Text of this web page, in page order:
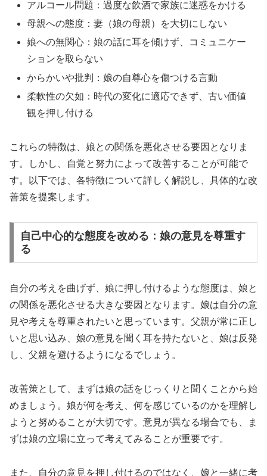
アルコール問題：過度な飲酒で家族に迷惑をかける
母親への態度：妻（娘の母親）を大切にしない
娘への無関心：娘の話に耳を傾けず、コミュニケー
ションを取らない
からかいや批判：娘の自尊心を傷つける言動
柔軟性の欠如：時代の変化に適応できず、古い価値
観を押し付ける
これらの特徴は、娘との関係を悪化させる要因となりま
す。しかし、自覚と努力によって改善することが可能で
す。以下では、各特徴について詳しく解説し、具体的な改
善策を提案します。
自己中心的な態度を改める：娘の意見を尊重す
る
自分の考えを曲げず、娘に押し付けるような態度は、娘と
の関係を悪化させる大きな要因となります。娘は自分の意
見や考えを尊重されたいと思っています。父親が常に正し
いと思い込み、娘の意見を聞く耳を持たないと、娘は反発
し、父親を避けるようになるでしょう。
改善策として、まずは娘の話をじっくりと聞くことから始
めましょう。娘が何を考え、何を感じているのかを理解し
ようと努めることが大切です。意見が異なる場合でも、ま
ずは娘の立場に立って考えてみることが重要です。
また、自分の意見を押し付けるのではなく、娘と一緒に考